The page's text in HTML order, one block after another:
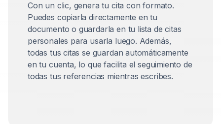
Con un clic, genera tu cita con formato.
Puedes copiarla directamente en tu
documento o guardarla en tu lista de citas
personales para usarla luego. Además,
todas tus citas se guardan automáticamente
en tu cuenta, lo que facilita el seguimiento de
todas tus referencias mientras escribes.